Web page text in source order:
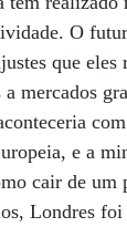
O
que eles
mercados
e a
cair de
Londres